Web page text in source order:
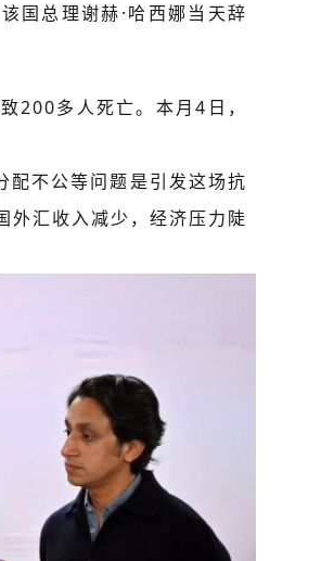
国总理谢赫·哈西娜当天辞
200多人死亡。本月4日，
配不公等问题是引发这场抗
外汇收入减少，经济压力陡